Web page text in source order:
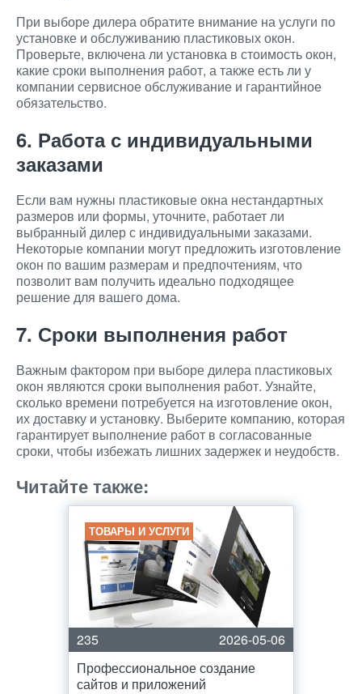
При выборе дилера обратите внимание на услуги по
установке и обслуживанию пластиковых окон.
Проверьте, включена ли установка в стоимость окон,
какие сроки выполнения работ, а также есть ли у
компании сервисное обслуживание и гарантийное
обязательство.
6. Работа с индивидуальными
заказами
Если вам нужны пластиковые окна нестандартных
размеров или формы, уточните, работает ли
выбранный дилер с индивидуальными заказами.
Некоторые компании могут предложить изготовление
окон по вашим размерам и предпочтениям, что
позволит вам получить идеально подходящее
решение для вашего дома.
7. Сроки выполнения работ
Важным фактором при выборе дилера пластиковых
окон являются сроки выполнения работ. Узнайте,
сколько времени потребуется на изготовление окон,
их доставку и установку. Выберите компанию, которая
гарантирует выполнение работ в согласованные
сроки, чтобы избежать лишних задержек и неудобств.
Читайте также:
ТОВАРЫ И УСЛУГИ
235
2026-05-06
Профессиональное создание
сайтов и приложений